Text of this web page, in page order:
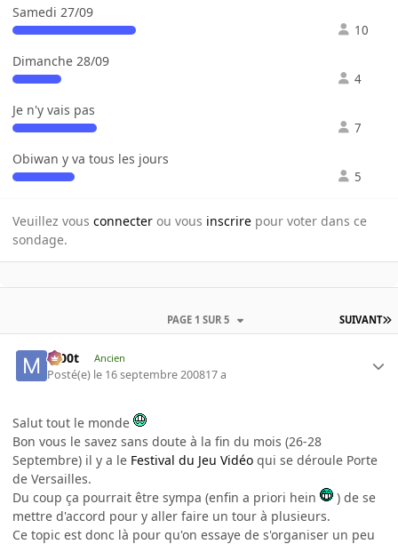
Samedi 27/09
10
Dimanche 28/09
4
Je n'y vais pas
7
Obiwan y va tous les jours
5
Veuillez vous connecter ou vous inscrire pour voter dans ce
sondage.
SUIVANT
PAGE 1 SUR 5
m00t Ancien
Posté(e) le 16 septembre 200817 a
Salut tout le monde
Bon vous le savez sans doute à la fin du mois (26-28
Septembre) il y a le Festival du Jeu Vidéo qui se déroule Porte
de Versailles.
Du coup ça pourrait être sympa (enfin a priori hein
) de se
mettre d'accord pour y aller faire un tour à plusieurs.
Ce topic est donc là pour qu'on essaye de s'organiser un peu